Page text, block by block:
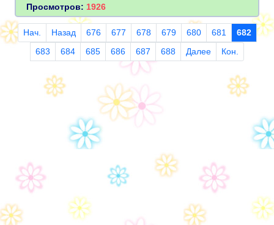
Просмотров: 1926
Нач. Назад 676 677 678 679 680 681
682
683
684 685 686 687 688 Далее Кон.